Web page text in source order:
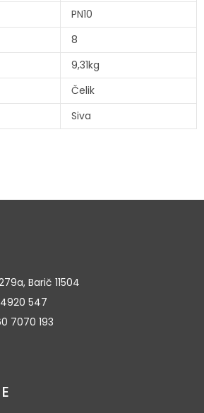
PN10
8
9,31kg
Čelik
Siva
Barič 11504
4920 547
7070 193